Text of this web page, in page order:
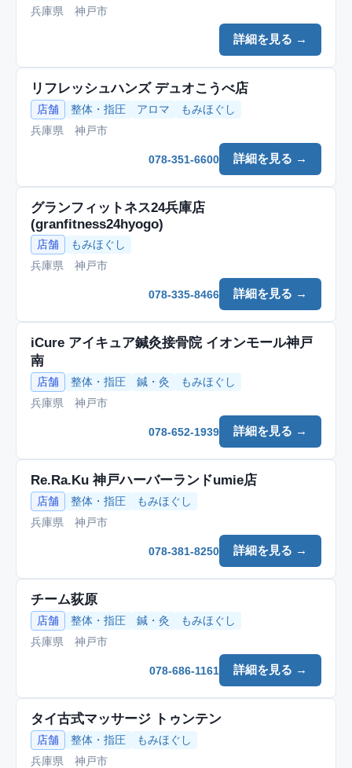
兵庫県 神戸市
詳細を見る →
リフレッシュハンズ デュオこうべ店
店舗 整体・指圧 アロマ
もみほぐし
兵庫県 神戸市
詳細を見る →
078-351-6600
グランフィットネス24兵庫店
(granfitness24hyogo)
店舗
もみほぐし
兵庫県 神戸市
詳細を見る →
078-335-8466
iCure アイキュア鍼灸接骨院 イオンモール神戸
南
店舗 整体・指圧 鍼・灸
もみほぐし
兵庫県 神戸市
詳細を見る →
078-652-1939
Re.Ra.Ku 神戸ハーバーランドumie店
店舗 整体・指圧
もみほぐし
兵庫県 神戸市
詳細を見る →
078-381-8250
チーム荻原
店舗 整体・指圧 鍼・灸
もみほぐし
兵庫県 神戸市
詳細を見る →
078-686-1161
タイ古式マッサージ トゥンテン
店舗 整体・指圧
もみほぐし
兵庫県 神戸市